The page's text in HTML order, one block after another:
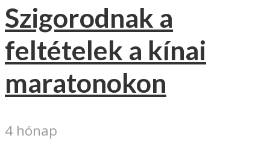
Szigorodnak a
feltételek a kínai
maratonokon
4 hónap